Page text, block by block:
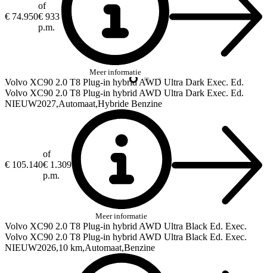
€ 74.950
of
€ 933
p.m.
Meer informatie
Volvo XC90 2.0 T8 Plug-in hybrid AWD Ultra Dark Exec. Ed.
NIEUW2027 Automaat Hybride Benzine
€ 105.140
of
€ 1.309
p.m.
Meer informatie
Volvo XC90 2.0 T8 Plug-in hybrid AWD Ultra Dark Exec. Ed.
Volvo XC90 2.0 T8 Plug-in hybrid AWD Ultra Black Ed. Exec.
NIEUW2026 10 km Automaat Benzine
Volvo XC90 2.0 T8 Plug-in hybrid AWD Ultra Black Ed. Exec.